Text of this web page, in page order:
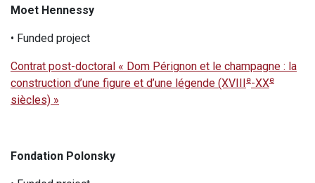
Moet Hennessy
• Funded project
Contrat post-doctoral « Dom Pérignon et le champagne : la
construction d’une figure et d’une légende (XVIIIe-XXe
siècles) »
Fondation Polonsky